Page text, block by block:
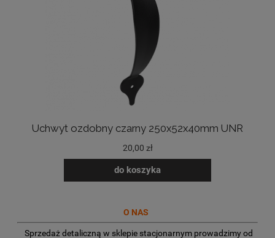
Uchwyt ozdobny czarny 250x52x40mm UNR
20,00 zł
do koszyka
O NAS
Sprzedaż detaliczną w sklepie stacjonarnym prowadzimy od